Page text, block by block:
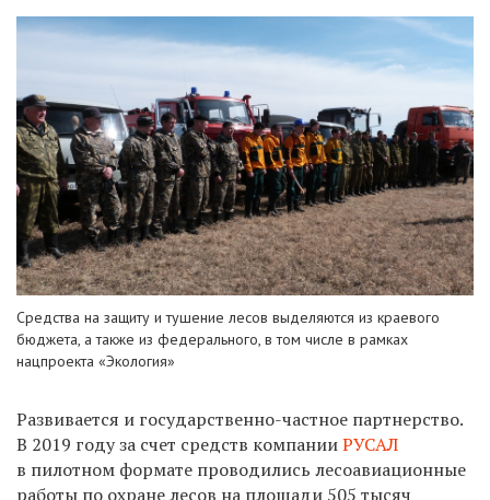
Средства на защиту и тушение лесов выделяются из краевого
бюджета, а также из федерального, в том числе в рамках
нацпроекта «Экология»
Развивается и государственно-частное партнерство.
В 2019 году за счет средств компанииРУСАЛ
в пилотном формате проводились лесоавиационные
работы по охране лесов на площади 505 тысяч